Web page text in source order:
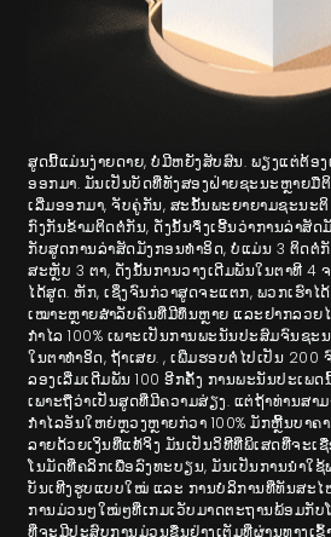
ສູດນີ້ແມ່ນງ່າຍດາຍ, ບໍ່ມີຫຍັງສັບສົນ. ພຽງແຕ່ຕ້ອງ
ອອກມາ. ມັນເປັນບັດທີ່ທັງສອງຝ່າຍຊະນະຫຼາຍມື
ເລີ່ມອອກມາ, ຈັບຄູ່ກັນ, ສະນັ້ນພະຍາຍາມຊະນະ
ກົງກັນຂ້າມຕິດຕໍ່ກັນ, ດັ່ງນັ້ນຈຶ່ງເອີ້ນວ່າການລ່າສັດ
ກັບສູດການລ່າສັດມັງກອນທໍາອິດ, ບໍ່ແມ່ນ 3 ຕິດຕໍ່
ສະຫຼັບ 3 ຕາ, ດັ່ງນັ້ນການວາງເດີມພັນໃນຕາທີ 4
ໄດ້ສູດ. ຫັກ, ເຊິ່ງຈົນກ່ວາສູດຈະແຕກ, ພວກເຮົາ
ເໝາະຫຼາຍສຳລັບຄົນທີ່ມີທຶນຫຼາຍ ແລະຢາກລວຍໄ
ກຳໄລ 100% ເພາະເປັນການພະນັນປະສົມຈົນຊະ
ໃນຕາທຳອິດ, ຖ້າເສຍ. , ເພີ່ມຮອບຕໍ່ໄປເປັນ
ລອງເລີ່ມເດີມພັນ 100 ອີກຄັ້ງ ການພະນັນປະເພ
ເພາະຖືວ່າເປັນສູດທີ່ມີຄວາມສ່ຽງ. ແຕ່ຖ້າທ່ານສາ
ກໍາໄລອັນໃຫຍ່ຫຼວງຫຼາຍກ່ວາ 100% ມັກຫຼີ້ນບາຄ
ລາຍດ້ວຍເງິນທີ່ແທ້ຈິງ ມັນ​ເປັນ​ວິ​ທີ​ທີ່​ພິ​ເສດ​ທີ່​ຈະ​
ໂນ​ມັດ​ທີ່​ຄລິກ​ເພື່ອ​ລົງ​ທະ​ບຽນ​, ມັນ​ເປັນ​ການ​ນໍາ​ໃ
ບັນເທີງຮູບແບບໃໝ່ ແລະ ການບໍລິການທີ່ທັນສະ
ການມ່ວນໆໃໝ່ໆທີ່ເກມເວັບມາດຕະຖານພ້ອມກັບ
ທີ່ຈະມີປະສົບການມ່ວນຊື່ນຢ່າງເຕັມທີ່ຜ່ານທາງເ